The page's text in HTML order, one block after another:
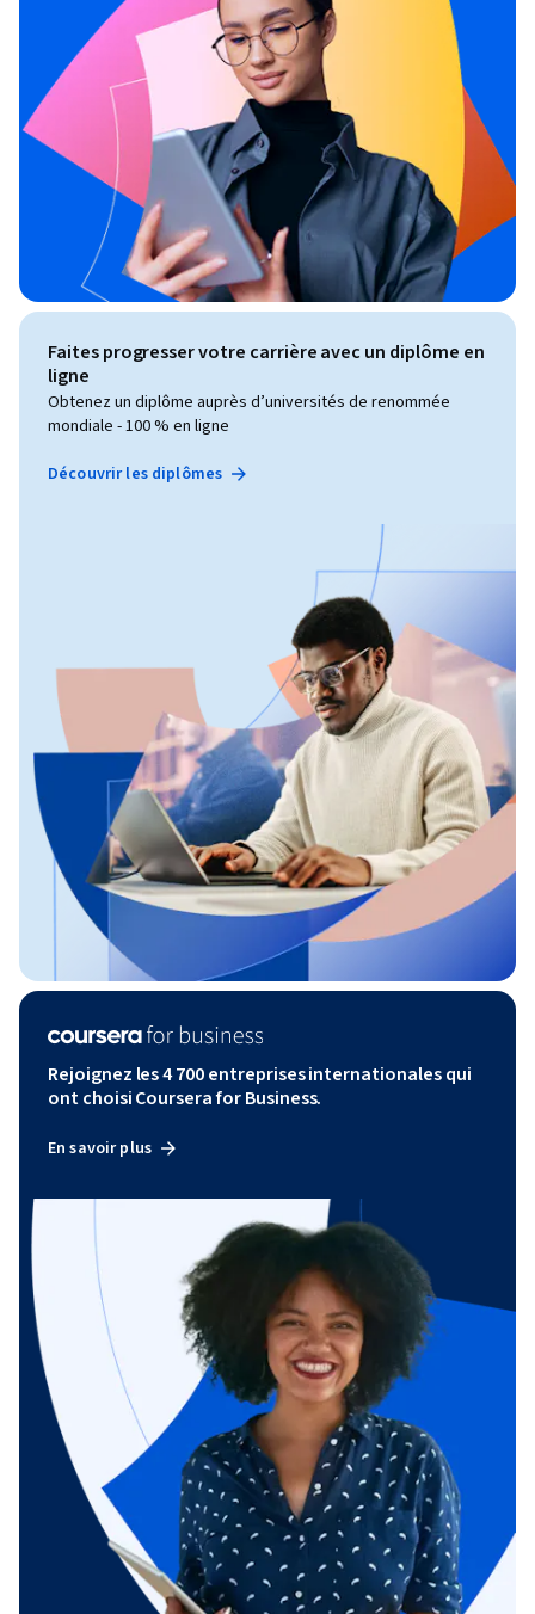
Faites progresser votre carrière avec un diplôme en
ligne
Obtenez un diplôme auprès d’universités de renommée
mondiale - 100 % en ligne
Découvrir les diplômes
Rejoignez les 4 700 entreprises internationales qui
ont choisi Coursera for Business.
En savoir plus